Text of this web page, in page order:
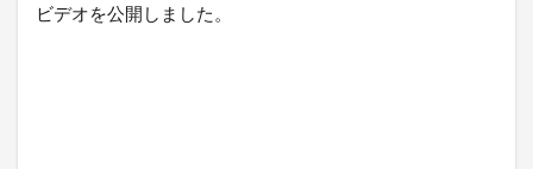
ビデオを公開しました。